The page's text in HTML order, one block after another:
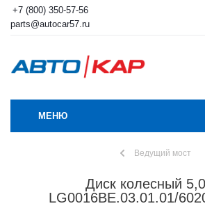
+7 (800) 350-57-56
parts@autocar57.ru
МЕНЮ
Ведущий мост
Диск колесный
LG0016BE.03.01.01/